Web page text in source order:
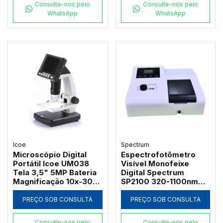
Consulte-nos pelo
WhatsApp
Consulte-nos pelo
WhatsApp
Icoe
Microscópio Digital
Portátil Icoe UM038
Tela 3,5" 5MP Bateria
Magnificação 10x-300x
e Iluminação LED
PREÇO SOB CONSULTA
Spectrum
Espectrofotômetro
Visível Monofeixe
Digital Spectrum
SP2100 320-1100nm
com Suporte 4
Cubetas de 50mm e
Software PC
PREÇO SOB CONSULTA